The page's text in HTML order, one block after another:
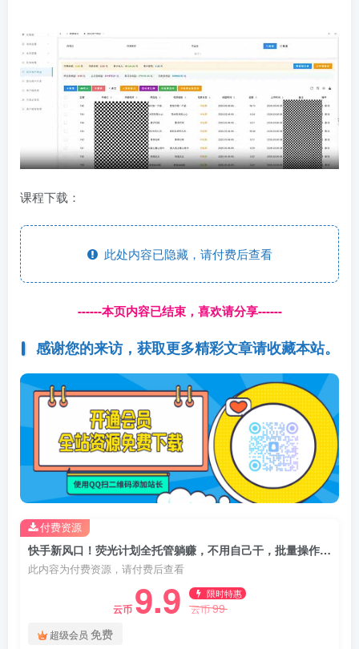
课程下载：
此处内容已隐藏，请付费后查看
------本页内容已结束，喜欢请分享------
感谢您的来访，获取更多精彩文章请收藏本站。
快手新风口！荧光计划全托管躺赚，不用自己干，批量操作月入3W+
此内容为付费资源，请付费后查看
云币 9.9 限时特惠
云币99
超级会员 免费
付费资源